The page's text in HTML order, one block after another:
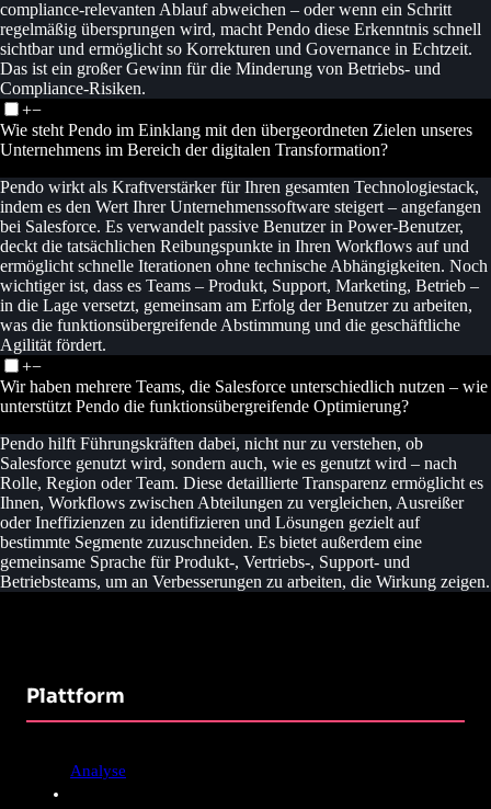
compliance-relevanten Ablauf abweichen – oder wenn ein Schritt
regelmäßig übersprungen wird, macht Pendo diese Erkenntnis schnell
sichtbar und ermöglicht so Korrekturen und Governance in Echtzeit.
Das ist ein großer Gewinn für die Minderung von Betriebs- und
Compliance-Risiken.
+−
Wie steht Pendo im Einklang mit den übergeordneten Zielen unseres
Unternehmens im Bereich der digitalen Transformation?
Pendo wirkt als Kraftverstärker für Ihren gesamten Technologiestack,
indem es den Wert Ihrer Unternehmenssoftware steigert – angefangen
bei Salesforce. Es verwandelt passive Benutzer in Power-Benutzer,
deckt die tatsächlichen Reibungspunkte in Ihren Workflows auf und
ermöglicht schnelle Iterationen ohne technische Abhängigkeiten. Noch
wichtiger ist, dass es Teams – Produkt, Support, Marketing, Betrieb –
in die Lage versetzt, gemeinsam am Erfolg der Benutzer zu arbeiten,
was die funktionsübergreifende Abstimmung und die geschäftliche
Agilität fördert.
+−
Wir haben mehrere Teams, die Salesforce unterschiedlich nutzen – wie
unterstützt Pendo die funktionsübergreifende Optimierung?
Pendo hilft Führungskräften dabei, nicht nur zu verstehen, ob
Salesforce genutzt wird, sondern auch, wie es genutzt wird – nach
Rolle, Region oder Team. Diese detaillierte Transparenz ermöglicht es
Ihnen, Workflows zwischen Abteilungen zu vergleichen, Ausreißer
oder Ineffizienzen zu identifizieren und Lösungen gezielt auf
bestimmte Segmente zuzuschneiden. Es bietet außerdem eine
gemeinsame Sprache für Produkt-, Vertriebs-, Support- und
Betriebsteams, um an Verbesserungen zu arbeiten, die Wirkung zeigen.
Plattform
Analyse